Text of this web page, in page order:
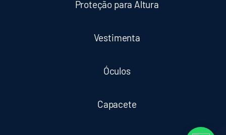
Proteção para Altura
Vestimenta
Óculos
Capacete